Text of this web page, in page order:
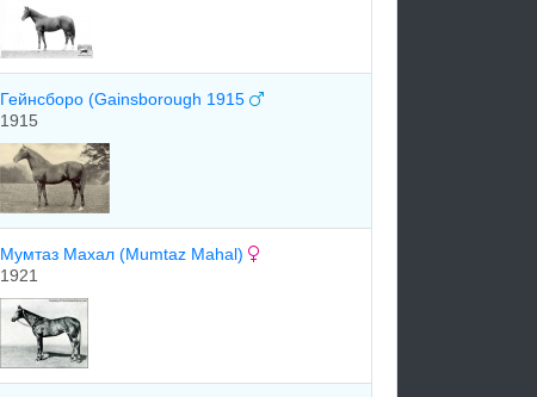
Гейнсборо (Gainsborough 1915
1915
Мумтаз Махал (Mumtaz Mahal)
1921